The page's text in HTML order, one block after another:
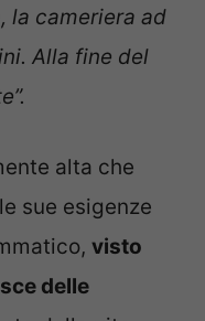
la cameriera ad
Alla fine del
alta che
sue esigenze
visto
delle